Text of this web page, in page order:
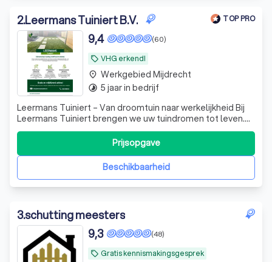
2.Leermans Tuiniert B.V. TOP PRO
local_offer VHG erkend!
(60)
9,4
Leermans Tuiniert – Van droomtuin naar werkelijkheid Bij
Leermans Tuiniert brengen we uw tuindromen tot leven.
Of het nu gaat om een complete tuinaanleg, renovatie, of
onderhoud, wij staan garant voor vakmanschap en oog
voor detail. Van strak design tot weelderige groene
oases: wij realiseren een tBeschikbaarheid
Prijsopgave
place Werkgebied Mijdrecht
timelapse 5 jaar in bedrijf
3.schutting meesters
local_offer Gratis kennismakingsgesprek
(48)
9,3